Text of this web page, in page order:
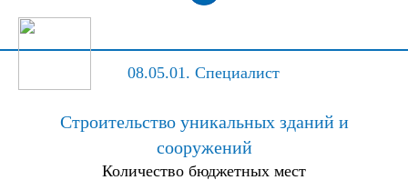
08.05.01. Специалист
Строительство уникальных зданий и
сооружений
Количество бюджетных мест